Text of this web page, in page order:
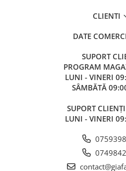
CLIENTI
DATE
SUPORT
PROGRAM
LUNI - VINERI
SÂMBĂTĂ
SUPORT
LUNI - VINERI